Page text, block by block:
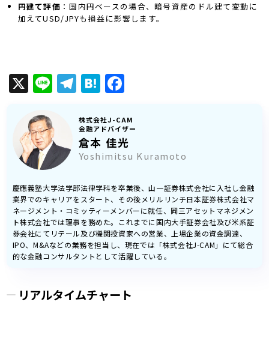
円建て評価 ：国内円ベースの場合、暗号資産のドル建て変動に
加えてUSD/JPYも損益に影響します。
X LineTelegram
Hatena
Facebook
株式会社J-CAM
金融アドバイザー
倉本 佳光
Yoshimitsu Kuramoto
慶應義塾大学法学部法律学科を卒業後、山一証券株式会社に入社し金融
業界でのキャリアをスタート、その後メリルリンチ日本証券株式会社マ
ネージメント・コミッティーメンバーに就任、岡三アセットマネジメン
ト株式会社では理事を務めた。これまでに国内大手証券会社及び米系証
券会社にてリテール及び機関投資家への営業、上場企業の資金調達、
IPO、M&Aなどの業務を担当し、現在では「株式会社J-CAM」にて総合
的な金融コンサルタントとして活躍している。
リアルタイムチャート